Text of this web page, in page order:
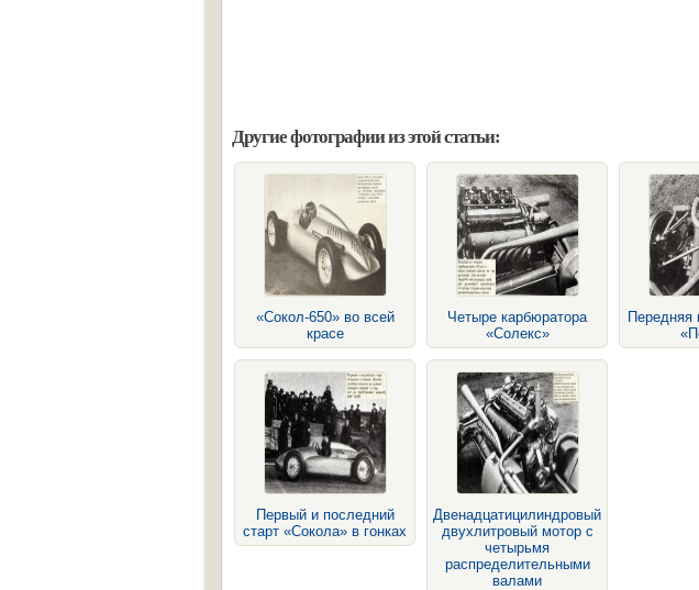
Другие фотографии из этой статьи:
«Сокол-650» во всей
красе
Четыре карбюратора
«Солекс»
Передняя
Первый и последний
старт «Сокола» в гонках
Двенадцатицилиндровый
двухлитровый мотор с
четырьмя
распределительными
валами